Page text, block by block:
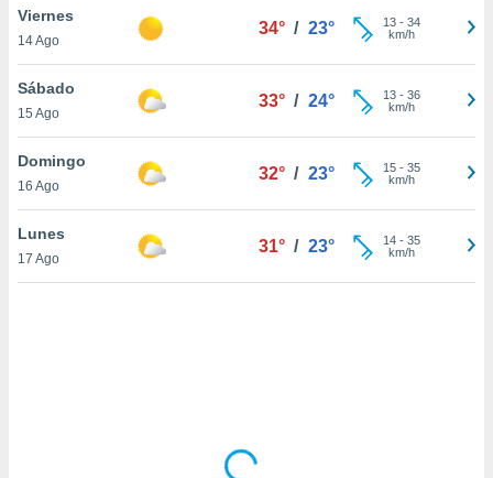
sitio
En
sean
el sitio
ni para
o
Viernes
14 Ago
34° / 23° 13- 34
km/h
Sábado
15 Ago
33° / 24° 13- 36
km/h
Domingo
16 Ago
32° / 23° 15- 35
km/h
Lunes
17 Ago
31° / 23° 14- 35
km/h